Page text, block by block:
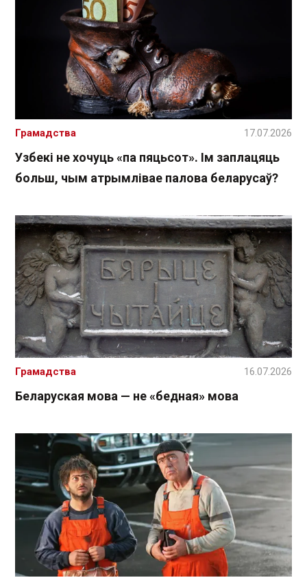
Узбекі не хочуць «па пяцьсот». Ім заплацяць
больш, чым атрымлівае палова беларусаў?
Грамадства 17.07.2026
Беларуская мова — не «бедная» мова
Грамадства 16.07.2026